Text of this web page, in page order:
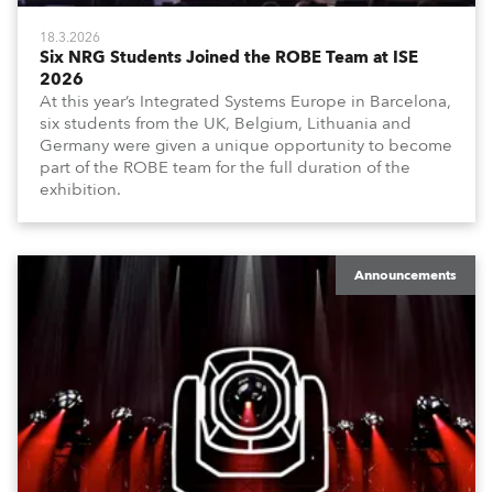
18.3.2026
Six NRG Students Joined the ROBE Team at ISE
2026
At this year’s Integrated Systems Europe in Barcelona,
six students from the UK, Belgium, Lithuania and
Germany were given a unique opportunity to become
part of the ROBE team for the full duration of the
exhibition.
Announcements